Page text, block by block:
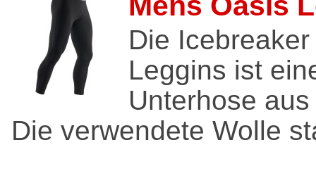
Die
Leggins ist
Unterhose
Die verwendete Wolle